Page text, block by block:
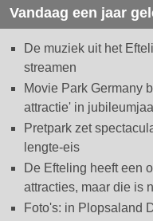
Vandaag een jaar
De muziek uit het
streamen
Movie Park Germany
attractie' in
Pretpark zet
lengte-eis
De Efteling heeft een
attracties, maar die is
Foto's: in Plopsaland